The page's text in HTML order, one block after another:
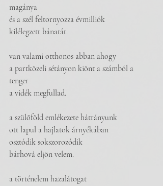
magánya
és a szél feltornyozza évmilliók
kilélegzett bánatát.
van valami otthonos abban ahogy
a partközeli sétányon kiönt a számból a
tenger
a vidék megfullad.
a szülőföld emlékezete hátrányunk
ott lapul a hajlatok árnyékában
osztódik sokszorozódik
bárhová eljön velem.
a történelem hazalátogat